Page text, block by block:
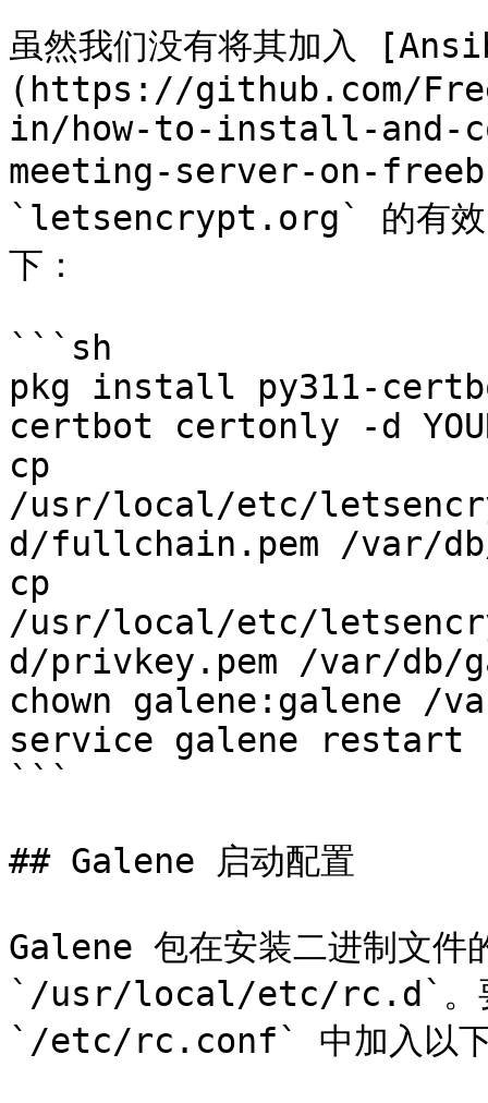
虽然我们没有将其加入
(https://github.com/
in/how-to-install-and-
meeting-server-on-
`letsencrypt.org` 的有效
下：
```sh
pkg install py311-
certbot certonly -d
cp
/usr/local/etc/
d/fullchain.pem /var/
cp
/usr/local/etc/
d/privkey.pem /var/db/
chown galene:galene /
service galene restart
```
## Galene 启动配置
Galene 包在安装二进制文件
`/usr/local/etc/rc.d`。要
`/etc/rc.conf` 中加入以下